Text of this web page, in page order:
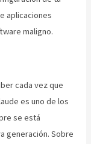
aplicaciones
maligno.
cada vez que
es uno de los
se está
generación. Sobre